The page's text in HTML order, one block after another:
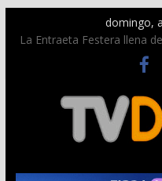
domingo,
La Entraeta Festera llena
Campo con la recepción a
Dos personas fallecen en
entre Benissa y Calp
Una nueva oportunidad
El bando moro
Paco Adsuar dona al Arxiu
de la memoria visual de la